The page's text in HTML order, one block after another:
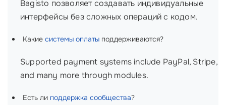
Bagisto позволяет создавать индивидуальные
интерфейсы без сложных операций с кодом.
Какие системы оплаты поддерживаются?
Supported payment systems include PayPal, Stripe,
and many more through modules.
Есть ли поддержка сообщества?